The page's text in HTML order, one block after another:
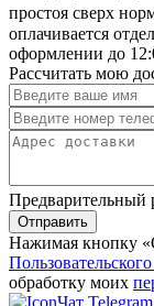
простоя сверх
оплачивается
оформлении до
Рассчитать мою
Предварительный
Отправить
Нажимая кнопку
обработку моих
Чат Telegram